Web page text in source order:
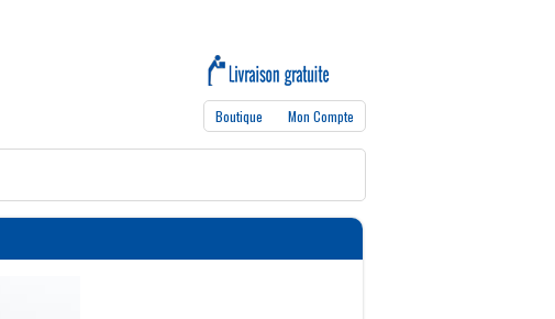
Boutique Mon Compte